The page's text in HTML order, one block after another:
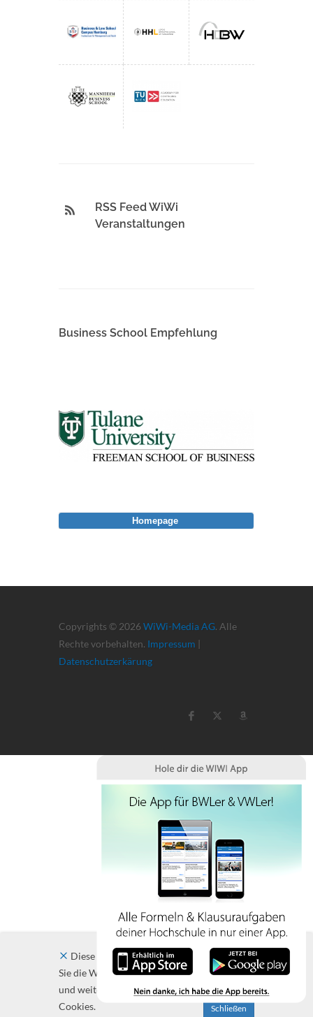
RSS Feed WiWi
Veranstaltungen
Business School Empfehlung
Copyrights © 2026 WiWi-Media AG. Alle
Rechte vorbehalten. Impressum |
Datenschutzerkärung
Diese Website verwendet Cookies. Indem
Sie die Website und ihre Angebote nutzen
und weiter navigieren, akzeptieren Sie diese
Cookies.
Schließen
Homepage